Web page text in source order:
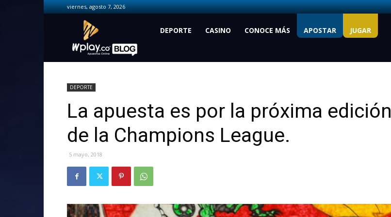
viernes, agosto 7, 2026
Wplay.co
DEPORTE CASINO CONOCE MÁS APOSTAR JUGAR
DEPORTE
La apuesta es por la próxima edición
de la Champions League.
5 mayo, 2018